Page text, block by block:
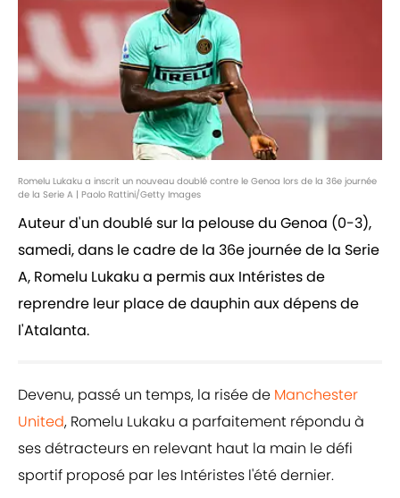
Romelu Lukaku a inscrit un nouveau doublé contre le Genoa lors de la 36e journée
de la Serie A | Paolo Rattini/Getty Images
Auteur d'un doublé sur la pelouse du Genoa (0-3),
samedi, dans le cadre de la 36e journée de la Serie
A, Romelu Lukaku a permis aux Intéristes de
reprendre leur place de dauphin aux dépens de
l'Atalanta.
Devenu, passé un temps, la risée de Manchester
United, Romelu Lukaku a parfaitement répondu à
ses détracteurs en relevant haut la main le défi
sportif proposé par les Intéristes l'été dernier.